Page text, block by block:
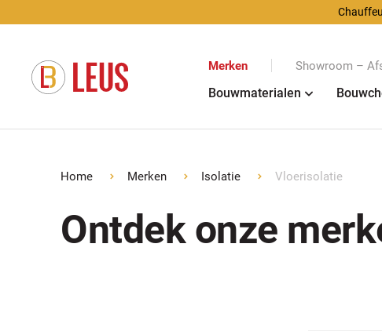
Merken Showroom –
Bouwmaterialen
Home Merken Isolatie Vloerisolatie
Ontdek onze